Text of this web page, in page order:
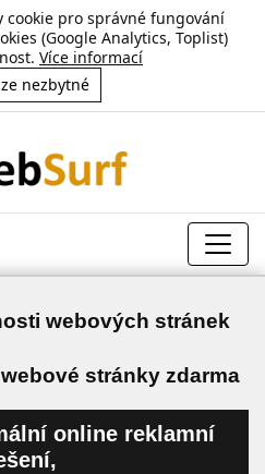
cookie pro správné fungování
(Google Analytics, Toplist)
Více informací
nezbytné
webových stránek
stránky zdarma
online reklamní